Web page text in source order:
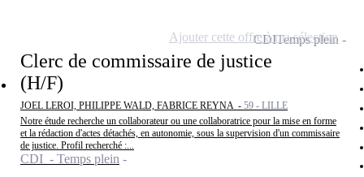
Clerc de commissaire de justice
(H/F)
JOEL LEROI, PHILIPPE WALD, FABRICE REYNA - 59 - LILLE
Notre étude recherche un collaborateur ou une collaboratrice pour la mise en forme
et la rédaction d'actes détachés, en autonomie, sous la supervision d'un commissaire
de justice. Profil recherché :...
CDI - Temps plein
CDITemps plein
Ajouter cette offre à ma sélection